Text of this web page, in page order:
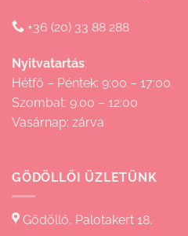
+36 (20) 33 88 288
Nyitvatartás:
Hétfő – Péntek: 9:00 – 17:00
Szombat: 9:00 – 12:00
Vasárnap: zárva
GÖDÖLLŐI ÜZLETÜNK
Gödöllő, Palotakert 18.